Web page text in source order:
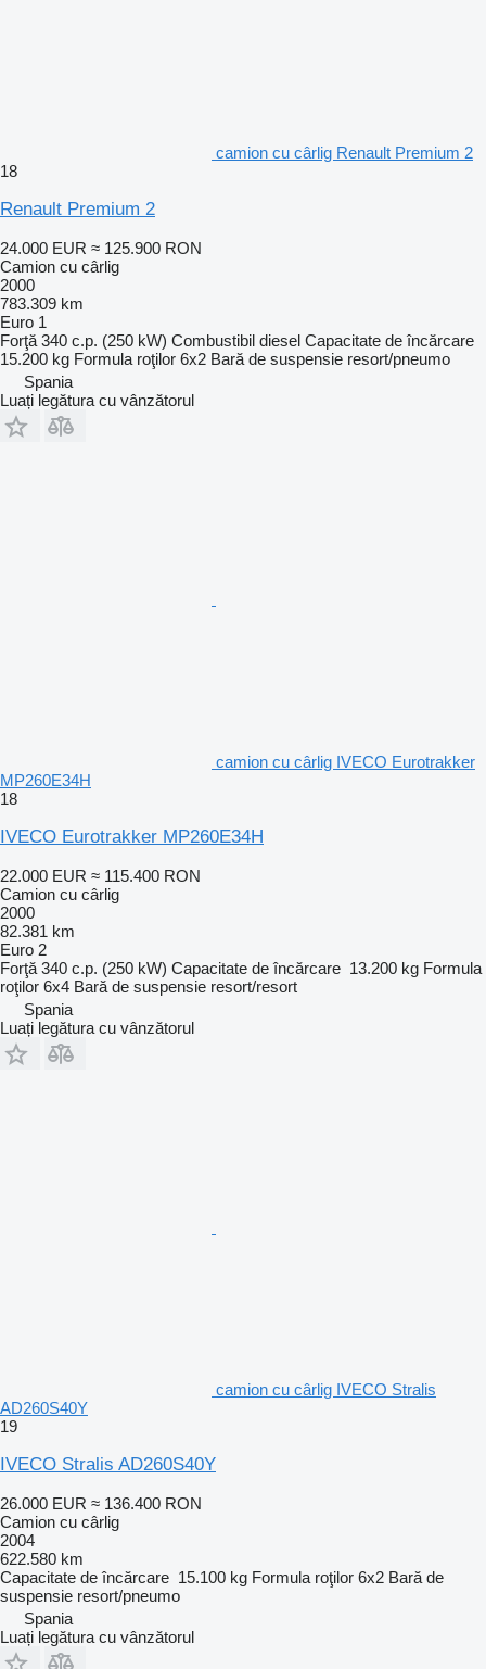
camion cu cârlig Renault Premium 2
18
Renault Premium 2
24.000 EUR ≈ 125.900 RON
Camion cu cârlig
2000
783.309 km
Euro 1
Forţă 340 c.p. (250 kW) Combustibil diesel Capacitate de încărcare
15.200 kg Formula roţilor 6x2 Bară de suspensie resort/pneumo
Spania
Luați legătura cu vânzătorul
camion cu cârlig IVECO Eurotrakker
MP260E34H
18
IVECO Eurotrakker MP260E34H
22.000 EUR ≈ 115.400 RON
Camion cu cârlig
2000
82.381 km
Euro 2
Forţă 340 c.p. (250 kW) Capacitate de încărcare 13.200 kg Formula
roţilor 6x4 Bară de suspensie resort/resort
Spania
Luați legătura cu vânzătorul
camion cu cârlig IVECO Stralis
AD260S40Y
19
IVECO Stralis AD260S40Y
26.000 EUR ≈ 136.400 RON
Camion cu cârlig
2004
622.580 km
Capacitate de încărcare 15.100 kg Formula roţilor 6x2 Bară de
suspensie resort/pneumo
Spania
Luați legătura cu vânzătorul